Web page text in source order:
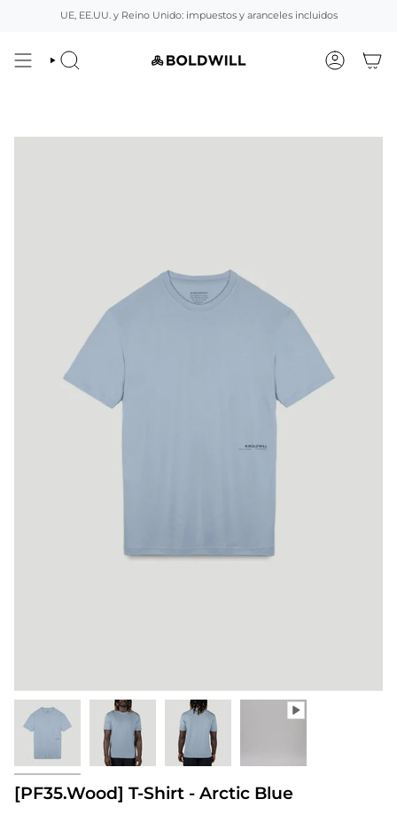
UE, EE.UU. y Reino Unido: impuestos y aranceles incluidos
BUSCAR CUENTA
[PF35.Wood] T-Shirt - Arctic Blue